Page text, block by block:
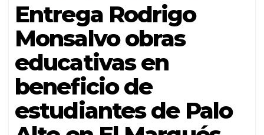
Entrega Rodrigo
Monsalvo obras
educativas en
beneficio de
estudiantes de Palo